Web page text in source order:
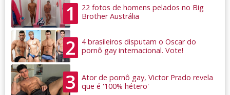
1
22 fotos de homens pelados no Big
Brother Austrália
2
4 brasileiros disputam o Oscar do
pornô gay internacional. Vote!
3
Ator de pornô gay, Victor Prado revela
que é '100% hétero'